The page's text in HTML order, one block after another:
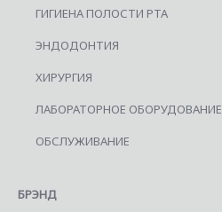
ГИГИЕНА ПОЛОСТИ РТА
ЭНДОДОНТИЯ
ХИРУРГИЯ
ЛАБОРАТОРНОЕ ОБОРУДОВАНИЕ
ОБСЛУЖИВАНИЕ
БРЭНД